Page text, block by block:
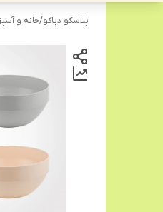
پلاسکو دیاکو/خانه و